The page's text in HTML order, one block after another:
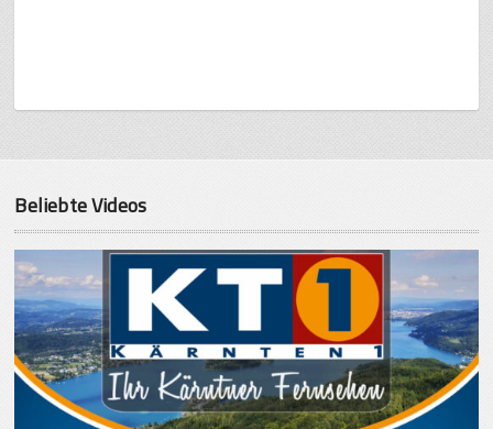
Beliebte Videos